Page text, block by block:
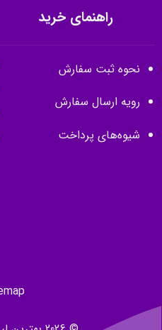
راهنمای خرید
نحوه ثبت سفارش
رویه ارسال سفارش
شیوه‌های پرداخت